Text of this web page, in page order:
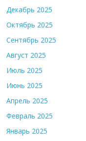
Декабрь 2025
Октябрь 2025
Сентябрь 2025
Август 2025
Июль 2025
Июнь 2025
Апрель 2025
Февраль 2025
Январь 2025